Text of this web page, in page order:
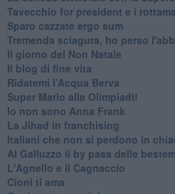
Tavecchio for president e i
Sparo cazzate ergo sum
Tremenda sciagura, ho perso
Il giorno del Non Natale
Il blog di fine vita
​Ridatemi l’Acqua Berva
Super Mario alle Olimpiadi!
Io non sono Anna Frank
​La Jihad in franchising
Italiani che non si perdono in
Al Galluzzo il by pass delle
L'Agnello e il Cagnaccio
Cioni ti ama